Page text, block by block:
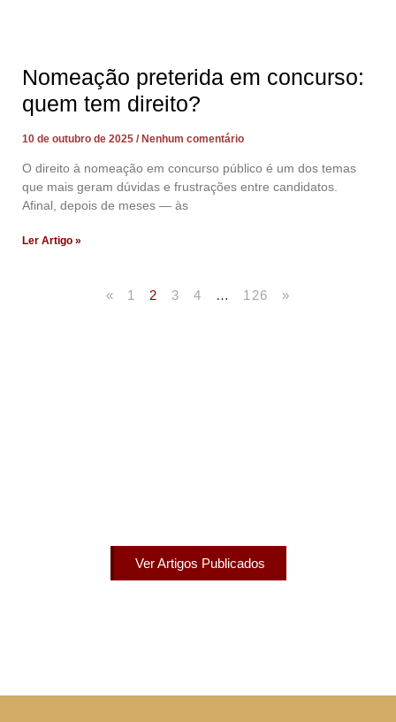
Nomeação preterida em concurso:
quem tem direito?
10 de outubro de 2025 Nenhum comentário
O direito à nomeação em concurso público é um dos temas
que mais geram dúvidas e frustrações entre candidatos.
Afinal, depois de meses — às
Ler Artigo »
« 1 2 3 4 … 126 »
Ver Artigos Publicados